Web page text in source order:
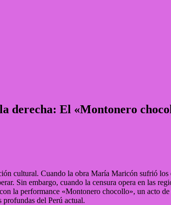
derecha: El «Montonero
cultural. Cuando la obra María Maricón sufrió
Sin embargo, cuando la censura opera en las
la performance «Montonero chocollo», un acto
profundas del Perú actual.